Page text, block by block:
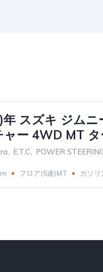
スズキ ジム
ャー 4WD MT タ
, E.T.C, POWER
フロア(5速)MT ガソリ